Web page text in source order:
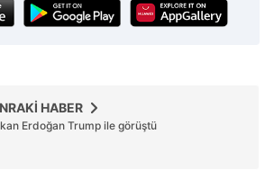
HABER
Erdoğan Trump ile görüştü